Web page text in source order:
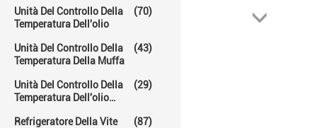
Unità Del Controllo Della
Temperatura Dell'olio
(70)
Unità Del Controllo Della
Temperatura Della Muffa
(43)
Unità Del Controllo Della
Temperatura Dell'olio
(29)
Refrigeratore Della Vite
(87)